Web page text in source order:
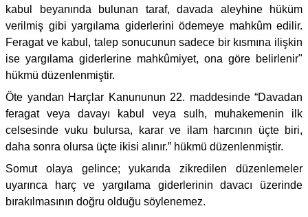
kabul beyanında bulunan taraf, davada aleyhine hüküm
verilmiş gibi yargılama giderlerini ödemeye mahkûm edilir.
Feragat ve kabul, talep sonucunun sadece bir kısmına ilişkin
ise yargılama giderlerine mahkûmiyet, ona göre belirlenir"
hükmü düzenlenmiştir.
Öte yandan Harçlar Kanununun 22. maddesinde “Davadan
feragat veya davayı kabul veya sulh, muhakemenin ilk
celsesinde vuku bulursa, karar ve ilam harcının üçte biri,
daha sonra olursa üçte ikisi alınır.” hükmü düzenlenmiştir.
Somut olaya gelince; yukarıda zikredilen düzenlemeler
uyarınca harç ve yargılama giderlerinin davacı üzerinde
bırakılmasının doğru olduğu söylenemez.